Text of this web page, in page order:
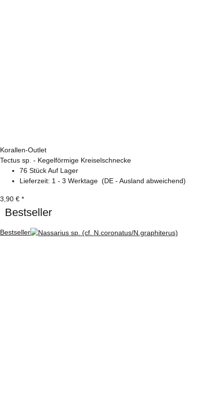
Korallen-Outlet
Tectus sp. - Kegelförmige Kreiselschnecke
76 Stück Auf Lager
Lieferzeit: 1 - 3 Werktage (DE - Ausland abweichend)
3,90 € *
Bestseller
Bestseller